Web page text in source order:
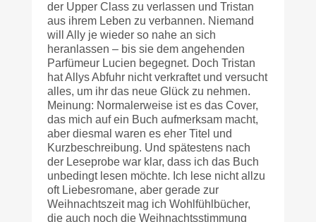
der Upper Class zu verlassen und Tristan
aus ihrem Leben zu verbannen. Niemand
will Ally je wieder so nahe an sich
heranlassen – bis sie dem angehenden
Parfümeur Lucien begegnet. Doch Tristan
hat Allys Abfuhr nicht verkraftet und versucht
alles, um ihr das neue Glück zu nehmen.
Meinung: Normalerweise ist es das Cover,
das mich auf ein Buch aufmerksam macht,
aber diesmal waren es eher Titel und
Kurzbeschreibung. Und spätestens nach
der Leseprobe war klar, dass ich das Buch
unbedingt lesen möchte. Ich lese nicht allzu
oft Liebesromane, aber gerade zur
Weihnachtszeit mag ich Wohlfühlbücher,
die auch noch die Weihnachtsstimmung